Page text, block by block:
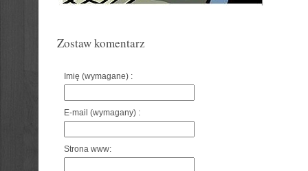
Zostaw komentarz
Imię (wymagane) :
E-mail (wymagany) :
Strona www: